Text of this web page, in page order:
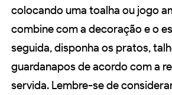
colocando uma toalha ou jogo
combine com a decoração e o
seguida, disponha os pratos,
guardanapos de acordo com a
servida. Lembre-se de